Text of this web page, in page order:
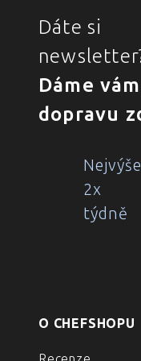
Dáte si
Dáme vám
dopravu
Nejvýše
2x
týdně
O CHEFSHOPU